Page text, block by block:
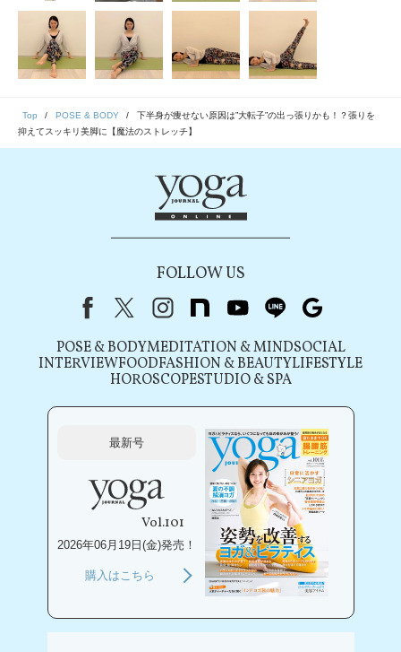
Top POSE & BODY
下半身が痩せない原因は”大転子”の出っ張りかも！？張りを
抑えてスッキリ美脚に【魔法のストレッチ】
FOLLOW US
FacebookX（旧Twitter）
instagram
note youtubeline
POSE & BODYMEDITATION & MINDSOCIAL
INTERVIEWFOODFASHION & BEAUTYLIFESTYLE
HOROSCOPESTUDIO & SPA
最新号
Vol.101
2026年06月19日(金)発売！
購入はこちら